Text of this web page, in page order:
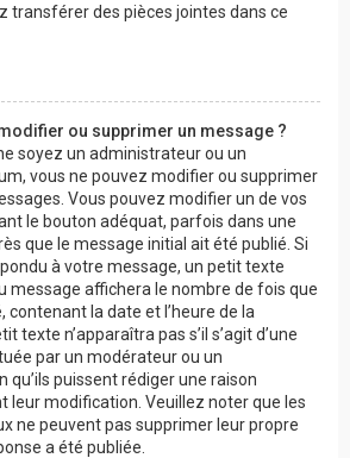
transférer des pièces jointes dans ce
ou supprimer un message ?
soyez un administrateur ou un
vous ne pouvez modifier ou supprimer
Vous pouvez modifier un de vos
le bouton adéquat, parfois dans une
que le message initial ait été publié. Si
à votre message, un petit texte
message affichera le nombre de fois que
contenant la date et l’heure de la
texte n’apparaîtra pas s’il s’agit d’une
par un modérateur ou un
qu’ils puissent rédiger une raison
leur modification. Veuillez noter que les
ne peuvent pas supprimer leur propre
a été publiée.